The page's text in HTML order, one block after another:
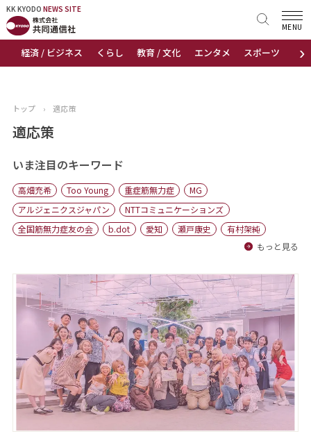
KK KYODO NEWS SITE
›
経済 / ビジネス くらし 教育 / 文化 エンタメ スポーツ 地域
MENU
KK KYODONEWS SITE
トップページ
ニュース
おすすめコンテンツ
出版物
会社概要
トップ › 適応策
適応策
いま注目のキーワード
高畑充希 Too Young 重症筋無力症
MG
アルジェニクスジャパン
NTTコミュニケーションズ
全国筋無力症友の会
b.dot 愛知 瀬戸康史
有村架純
もっと見る